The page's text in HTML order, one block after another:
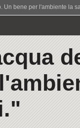
Un bene per l'ambiente la